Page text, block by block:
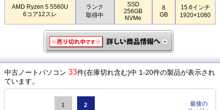
AMD Ryzen 5 5560U
6コア12スレ
ランク
取得中
SSD
256GB
NVMe
8
GB
15.6インチ
1920×1080
中古ノートパソコン 33件(在庫切れ含む)中 1-20件の製品が表示され
ています。
1 2
最後の